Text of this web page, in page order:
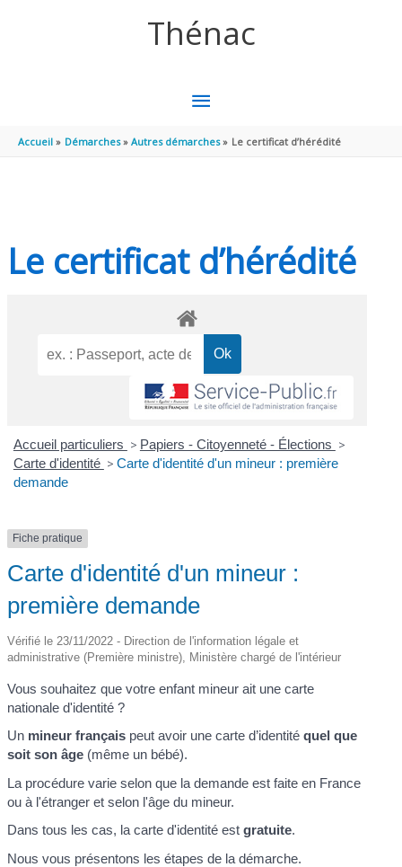
Thénac
MENU
PRINCIPAL
Accueil Démarches Autres démarches Le certificat d’hérédité
Le certificat d’hérédité
Accueil particuliers > Papiers - Citoyenneté - Élections >
Carte d'identité > Carte d'identité d'un mineur : première
demande
Fiche pratique
Carte d'identité d'un mineur :
première demande
Vérifié le 23/11/2022 - Direction de l'information légale et
administrative (Première ministre), Ministère chargé de l'intérieur
Vous souhaitez que votre enfant mineur ait une carte
nationale d'identité ?
Un mineur français peut avoir une carte d’identitéquel que
soit son âge (même un bébé).
La procédure varie selon que la demande est faite en France
ou à l'étranger et selon l'âge du mineur.
Dans tous les cas, la carte d'identité estgratuite.
Nous vous présentons les étapes de la démarche.